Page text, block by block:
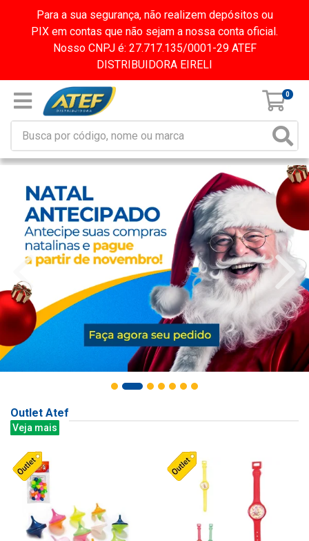
Para a sua segurança, não realizem depósitos ou
PIX em contas que não sejam a nossa conta oficial.
Nosso CNPJ é: 27.717.135/0001-29 ATEF
DISTRIBUIDORA EIRELI
0
Outlet Atef
Veja mais